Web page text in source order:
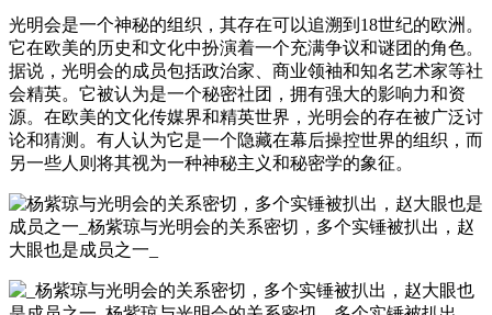
光明会是一个神秘的组织，其存在可以追溯到18世纪的欧洲。
它在欧美的历史和文化中扮演着一个充满争议和谜团的角色。
据说，光明会的成员包括政治家、商业领袖和知名艺术家等社
会精英。它被认为是一个秘密社团，拥有强大的影响力和资
源。在欧美的文化传媒界和精英世界，光明会的存在被广泛讨
论和猜测。有人认为它是一个隐藏在幕后操控世界的组织，而
另一些人则将其视为一种神秘主义和秘密学的象征。